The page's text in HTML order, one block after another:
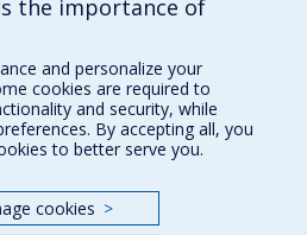
the importance of
and personalize your
cookies are required to
and security, while
By accepting all, you
to better serve you.
cookies >